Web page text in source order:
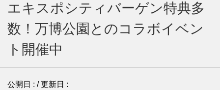
エキスポシティバーゲン特典多
数！万博公園とのコラボイベン
ト開催中
公開日 : / 更新日 :